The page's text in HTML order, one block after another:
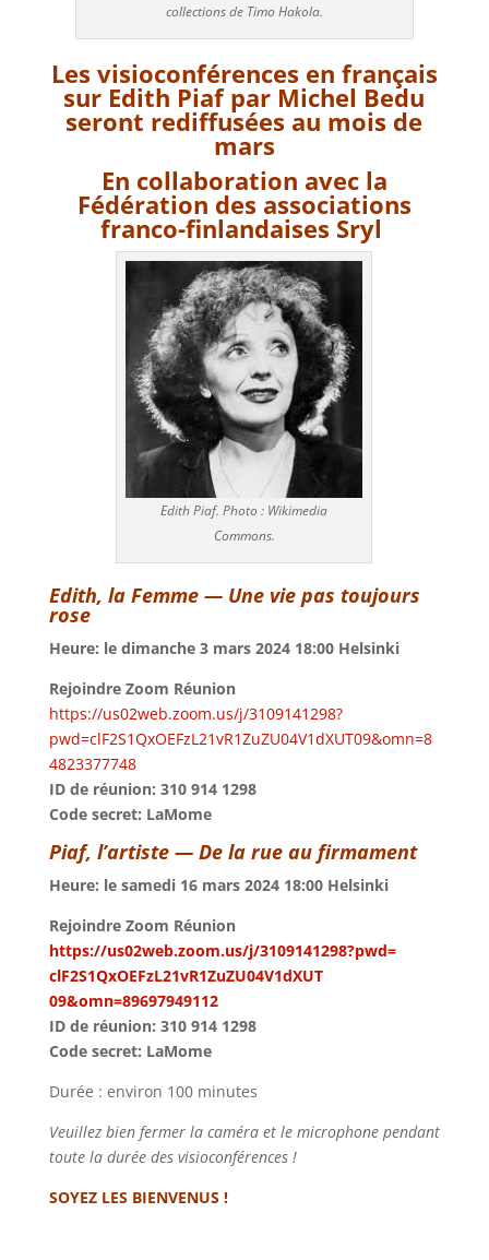
collections de Timo Hakola.
Les visioconférences en français
sur Edith Piaf par Michel Bedu
seront rediffusées au mois de
mars
En collaboration avec la
Fédération des associations
franco-finlandaises Sryl
Edith Piaf. Photo : Wikimedia
Commons.
Edith, la Femme — Une vie pas toujours
rose
Heure: le dimanche 3 mars 2024 18:00 Helsinki
Rejoindre Zoom Réunion
https://us02web.zoom.us/j/3109141298?
pwd=clF2S1QxOEFzL21vR1ZuZU04V1dXUT09&omn=8
4823377748
ID de réunion: 310 914 1298
Code secret: LaMome
Piaf, l’artiste — De la rue au firmament
Heure: le samedi 16 mars 2024 18:00 Helsinki
Rejoindre Zoom Réunion
https://us02web.zoom.us/j/3109141298?pwd=
clF2S1QxOEFzL21vR1ZuZU04V1dXUT
09&omn=89697949112
ID de réunion: 310 914 1298
Code secret: LaMome
Durée : environ 100 minutes
Veuillez bien fermer la caméra et le microphone pendant
toute la durée des visioconférences !
SOYEZ LES BIENVENUS !